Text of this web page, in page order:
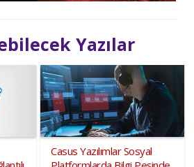
Yazılar
Casus Yazılımlar Sosyal